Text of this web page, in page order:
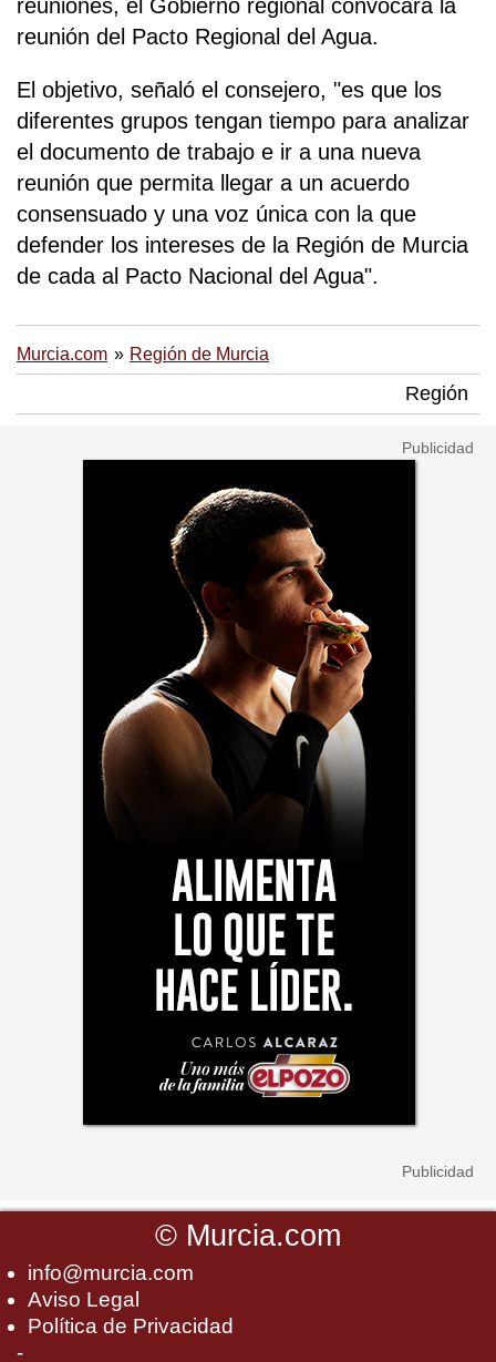
reuniones, el Gobierno regional convocará la
reunión del Pacto Regional del Agua.
El objetivo, señaló el consejero, "es que los
diferentes grupos tengan tiempo para analizar
el documento de trabajo e ir a una nueva
reunión que permita llegar a un acuerdo
consensuado y una voz única con la que
defender los intereses de la Región de Murcia
de cada al Pacto Nacional del Agua".
Murcia.com Región de Murcia
Región
© Murcia.com
info@murcia.com
Aviso Legal
Política de Privacidad
-